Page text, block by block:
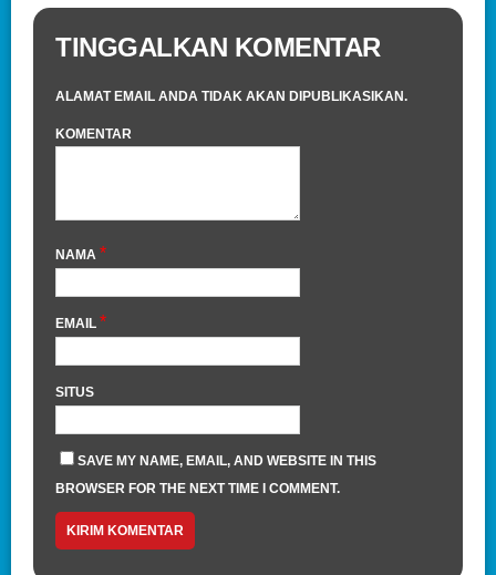
TINGGALKAN KOMENTAR
ALAMAT EMAIL ANDA TIDAK AKAN DIPUBLIKASIKAN.
KOMENTAR
NAMA *
EMAIL *
SITUS
SAVE MY NAME, EMAIL, AND WEBSITE IN THIS
BROWSER FOR THE NEXT TIME I COMMENT.